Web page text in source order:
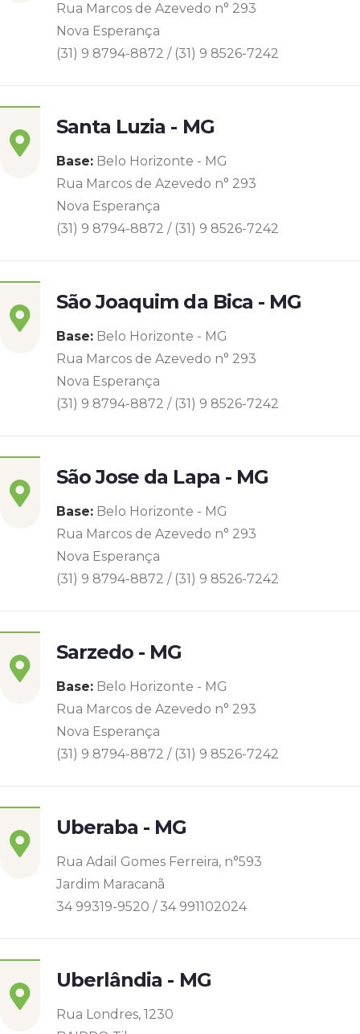
Rua Marcos de Azevedo n° 293
Nova Esperança
(31) 9 8794-8872 / (31) 9 8526-7242
Santa Luzia - MG
Base: Belo Horizonte - MG
Rua Marcos de Azevedo n° 293
Nova Esperança
(31) 9 8794-8872 / (31) 9 8526-7242
São Joaquim da Bica - MG
Base: Belo Horizonte - MG
Rua Marcos de Azevedo n° 293
Nova Esperança
(31) 9 8794-8872 / (31) 9 8526-7242
São Jose da Lapa - MG
Base: Belo Horizonte - MG
Rua Marcos de Azevedo n° 293
Nova Esperança
(31) 9 8794-8872 / (31) 9 8526-7242
Sarzedo - MG
Base: Belo Horizonte - MG
Rua Marcos de Azevedo n° 293
Nova Esperança
(31) 9 8794-8872 / (31) 9 8526-7242
Uberaba - MG
Rua Adail Gomes Ferreira, n°593
Jardim Maracanã
34 99319-9520 / 34 991102024
Uberlândia - MG
Rua Londres, 1230